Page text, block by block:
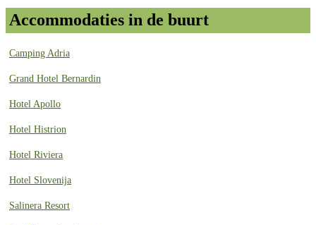
Accommodaties in de buurt
Camping Adria
Grand Hotel Bernardin
Hotel Apollo
Hotel Histrion
Hotel Riviera
Hotel Slovenija
Salinera Resort